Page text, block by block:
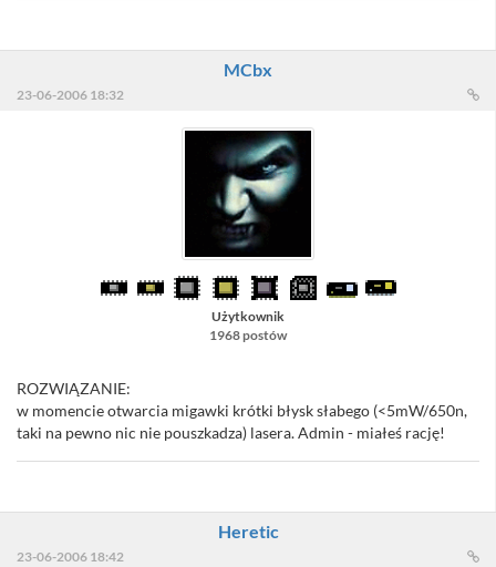
MCbx
23-06-2006 18:32
Użytkownik
1968 postów
ROZWIĄZANIE:
w momencie otwarcia migawki krótki błysk słabego (<5mW/650n,
taki na pewno nic nie pouszkadza) lasera. Admin - miałeś rację!
Heretic
23-06-2006 18:42